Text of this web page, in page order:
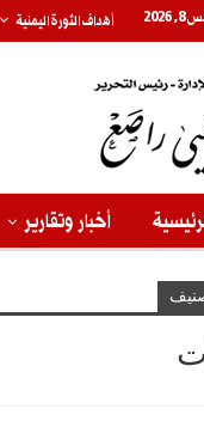
أهداف الثورة اليمنية
أخبار وتقارير